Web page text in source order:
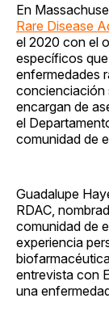
En
Rare Disease
el 2020 con el
específicos
enfermedades
concienciación
encargan de
el
comunidad de
Guadalupe
RDAC,
comunidad de
experiencia
entrevista con
una